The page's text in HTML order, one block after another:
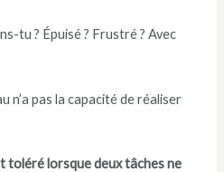
tu ? Épuisé ? Frustré ? Avec
n’a pas la capacité de réaliser
toléré lorsque deux tâches ne